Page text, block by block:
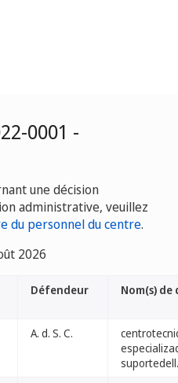
0001 -
une décision
administrative, veuillez
du personnel du centre.
2026
Défendeur Nom(s) de
A. d. S. C.